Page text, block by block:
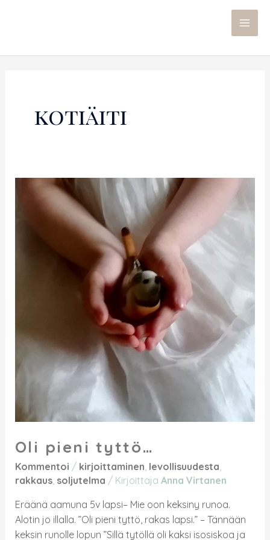
kotiäiti
Oli pieni tyttö…
Kommentoi / kirjoittaminen, levollisuudesta,
rakkaus, soljutelma / Kirjoittaja Anna Virtanen
Eräänä aamuna 5v lapsi– Mie oon keksiny runoa.
Alotin jo illalla. ”Oli pieni tyttö, rakas lapsi.” – Tännään
keksin runolle lopun ”Sillä tytöllä oli kaksi isosiskoa ja